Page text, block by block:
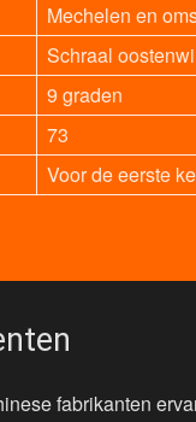
Mechelen en
Schraal
9 graden
73
Voor de eerste
fabrikanten